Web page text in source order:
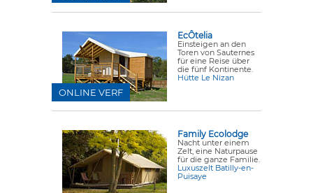
EcÔtelia
Einsteigen an den
Toren von Sauternes
für eine Reise über
die fünf Kontinente.
Hütte Le Nizan
ONLINE VERF
Family Ecolodge
Nacht unter einem
Zelt, eine Naturpause
für die ganze Familie.
Luxuszelt Batilly-en-
Puisaye